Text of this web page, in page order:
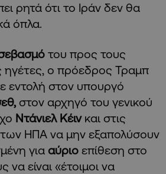
ρητά ότι το Ιράν δεν θα
όπλα.
του προς τους
ο πρόεδρος Τραμπ
στον υπουργό
στον αρχηγό του γενικού
Ντάνιελ Κέιν και στις
ΗΠΑ να μην εξαπολύσουν
για αύριο επίθεση στο
να είναι «έτοιμοι να